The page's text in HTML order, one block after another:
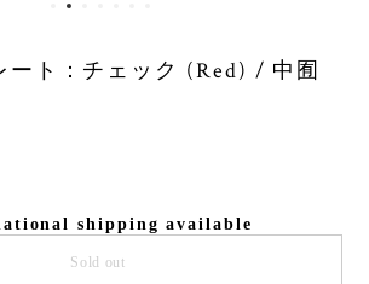
ート：チェック (Red) / 中囿
shipping available
Sold out